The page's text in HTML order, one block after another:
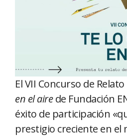
El VII Concurso de
en el airede Fundación
éxito de participación
prestigio creciente en